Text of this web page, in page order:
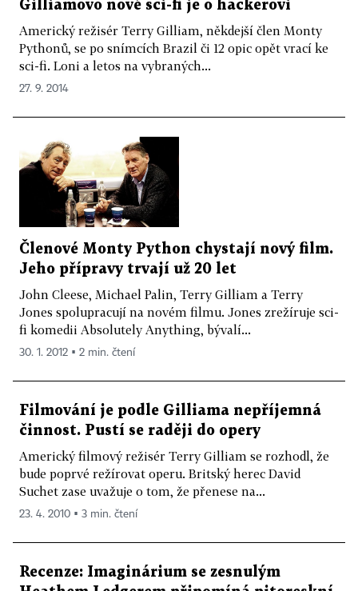
Gilliamovo nové sci-fi je o hackerovi
Americký režisér Terry Gilliam, někdejší člen Monty
Pythonů, se po snímcích Brazil či 12 opic opět vrací ke
sci-fi. Loni a letos na vybraných...
27. 9. 2014
Členové Monty Python chystají nový film.
Jeho přípravy trvají už 20 let
John Cleese, Michael Palin, Terry Gilliam a Terry
Jones spolupracují na novém filmu. Jones zrežíruje sci-
fi komedii Absolutely Anything, bývalí...
30. 1. 2012 ▪ 2 min. čtení
Filmování je podle Gilliama nepříjemná
činnost. Pustí se raději do opery
Americký filmový režisér Terry Gilliam se rozhodl, že
bude poprvé režírovat operu. Britský herec David
Suchet zase uvažuje o tom, že přenese na...
23. 4. 2010 ▪ 3 min. čtení
Recenze: Imaginárium se zesnulým